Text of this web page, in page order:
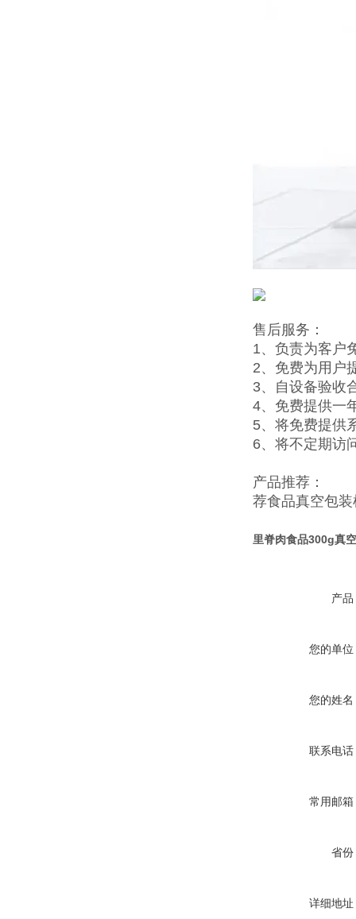
售后服务：
1、负责为客户
2、免费为用户
3、自设备验收
4、免费提供一
5、将免费提供
6、将不定期访
产品推荐：
荐食品真空包装
里脊肉食品300g真
产品
您的单位
您的姓名
联系电话
常用邮箱
省份
详细地址